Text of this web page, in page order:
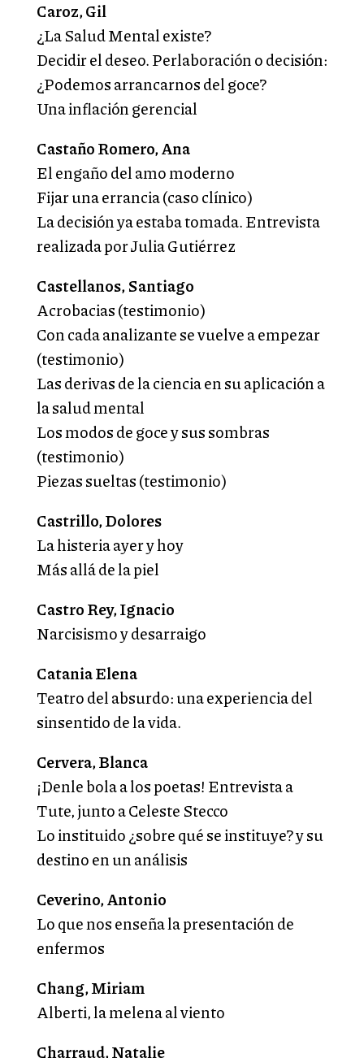
Caroz, Gil
¿La Salud Mental existe?
Decidir el deseo. Perlaboración o decisión:
¿Podemos arrancarnos del goce?
Una inflación gerencial
Castaño Romero, Ana
El engaño del amo moderno
Fijar una errancia (caso clínico)
La decisión ya estaba tomada. Entrevista
realizada por Julia Gutiérrez
Castellanos, Santiago
Acrobacias (testimonio)
Con cada analizante se vuelve a empezar
(testimonio)
Las derivas de la ciencia en su aplicación a
la salud mental
Los modos de goce y sus sombras
(testimonio)
Piezas sueltas (testimonio)
Castrillo, Dolores
La histeria ayer y hoy
Más allá de la piel
Castro Rey, Ignacio
Narcisismo y desarraigo
Catania Elena
Teatro del absurdo: una experiencia del
sinsentido de la vida.
Cervera, Blanca
¡Denle bola a los poetas! Entrevista a
Tute, junto a Celeste Stecco
Lo instituido ¿sobre qué se instituye? y su
destino en un análisis
Ceverino, Antonio
Lo que nos enseña la presentación de
enfermos
Chang, Miriam
Alberti, la melena al viento
Charraud, Natalie